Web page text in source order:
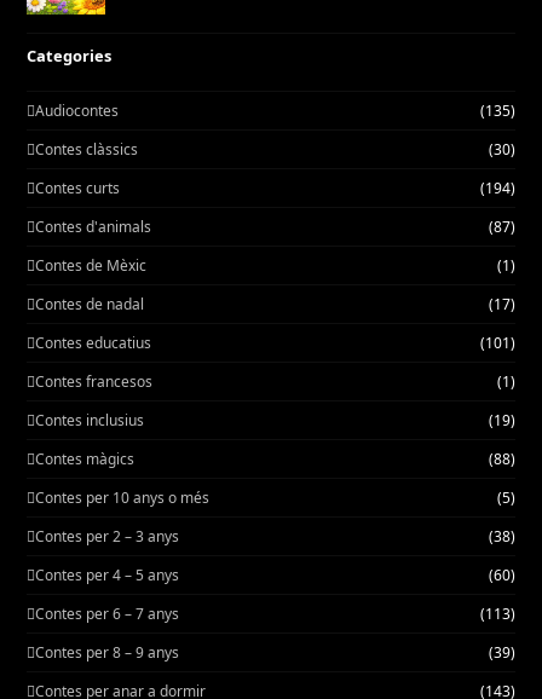
Categories
Audiocontes
(135)
Contes clàssics
(30)
Contes curts
(194)
Contes d'animals
(87)
Contes de Mèxic
(1)
Contes de nadal
(17)
Contes educatius
(101)
Contes francesos
(1)
Contes inclusius
(19)
Contes màgics
(88)
Contes per 10 anys o més
(5)
Contes per 2 – 3 anys
(38)
Contes per 4 – 5 anys
(60)
Contes per 6 – 7 anys
(113)
Contes per 8 – 9 anys
(39)
Contes per anar a dormir
(143)